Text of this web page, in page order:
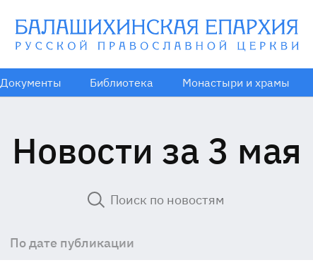
Документы Библиотека Монастыри и храмы
Новости за 3 мая
По дате публикации